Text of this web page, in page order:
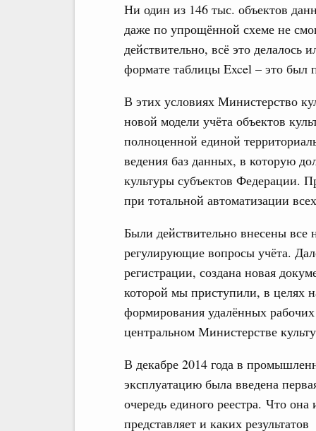
Ни один из 146 тыс. объектов
даже по упрощённой схеме не
действительно, всё это делалось
формате таблицы Excel – это был
В этих условиях Министерство
новой модели учёта объектов
полноценной единой
ведения баз данных, в которую
культуры субъектов Федерации.
при тотальной автоматизации
Были действительно внесены
регулирующие вопросы учёта.
регистрации, создана новая
которой мы приступили, в целях
формирования удалённых
центральном Министерстве
В декабре 2014 года в
эксплуатацию была введена
очередь единого реестра. Что она
представляет и каких результатов